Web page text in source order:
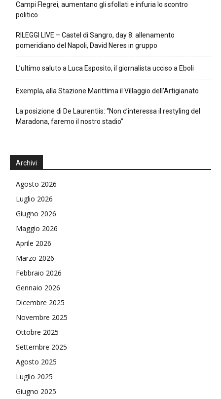
Campi Flegrei, aumentano gli sfollati e infuria lo scontro
politico
RILEGGI LIVE – Castel di Sangro, day 8: allenamento
pomeridiano del Napoli, David Neres in gruppo
L’ultimo saluto a Luca Esposito, il giornalista ucciso a Eboli
Exempla, alla Stazione Marittima il Villaggio dell’Artigianato
La posizione di De Laurentiis: “Non c’interessa il restyling del
Maradona, faremo il nostro stadio”
Archivi
Agosto 2026
Luglio 2026
Giugno 2026
Maggio 2026
Aprile 2026
Marzo 2026
Febbraio 2026
Gennaio 2026
Dicembre 2025
Novembre 2025
Ottobre 2025
Settembre 2025
Agosto 2025
Luglio 2025
Giugno 2025